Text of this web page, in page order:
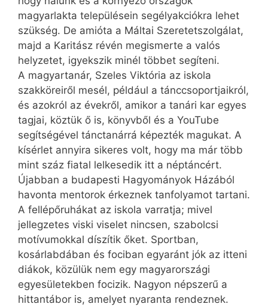
magyarlakta településein segélyakciókra lehet
szükség. De amióta a Máltai Szeretetszolgálat,
majd a Karitász révén megismerte a valós
helyzetet, igyekszik minél többet segíteni.
A magyartanár, Szeles Viktória az iskola
szakköreiről mesél, például a tánccsoportjaikról,
és azokról az évekről, amikor a tanári kar egyes
tagjai, köztük ő is, könyvből és a YouTube
segítségével tánctanárrá képezték magukat. A
kísérlet annyira sikeres volt, hogy ma már több
mint száz fiatal lelkesedik itt a néptáncért.
Újabban a budapesti Hagyományok Házából
havonta mentorok érkeznek tanfolyamot tartani.
A fellépőruhákat az iskola varratja; mivel
jellegzetes viski viselet nincsen, szabolcsi
motívumokkal díszítik őket. Sportban,
kosárlabdában és fociban egyaránt jók az itteni
diákok, közülük nem egy magyarországi
egyesületekben focizik. Nagyon népszerű a
hittantábor is, amelyet nyaranta rendeznek.